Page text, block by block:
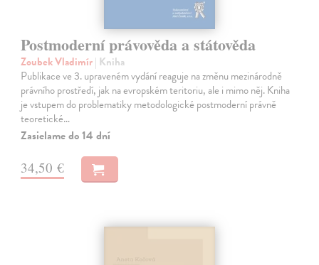
Postmoderní právověda a státověda
Zoubek Vladimír| Kniha
Publikace ve 3. upraveném vydání reaguje na změnu mezinárodně
právního prostředí, jak na evropském teritoriu, ale i mimo něj. Kniha
je vstupem do problematiky metodologické postmoderní právně
teoretické…
Zasielame do 14 dní
34,50 €